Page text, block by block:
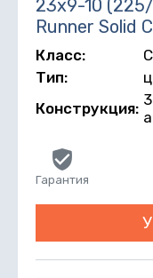
23х9-10
Runner Solid
Класс:
Тип:
Конструкция:
Гарантия